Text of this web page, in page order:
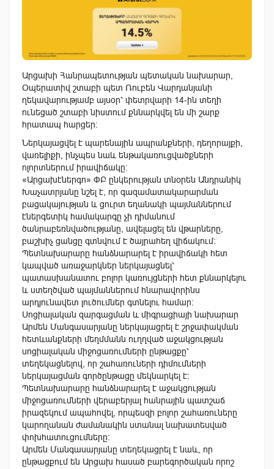
Արցախի Հանրապետության պետական նախարար,
Օպերատիվ շտաբի պետ Ռուբեն Վարդանյանի
ղեկավարությամբ այսօր՝ փետրվարի 14-ին տեղի
ունեցած շտաբի նիստում քննարկվել են մի շարք
հրատապ հարցեր:
Ներկայացվել է պարենային ապրանքների, դեղորայքի,
վառելիքի, ինչպես նաև ենթակառուցվածքների
ոլորտներում իրավիճակը:
«Արցախէներգո» ՓԲ ընկերության տնօրեն Անդրանիկ
Խաչատրյանը նշել է, որ գազամատակարարման
բացակայության և ցուրտ եղանակի պայմաններում
էներգետիկ համակարգը չի դիմանում
ծանրաբեռնվածությանը, ավելացել են վթարները,
բաշխիչ ցանցը գտնվում է ծայրահեղ վիճակում:
Պետնախարարը հանձնարարել է իրավիճակի հետ
կապված առաջարկներ ներկայացնել՝
պատասխանատու բոլոր կառույցների հետ քննարկելու
և ստեղծված պայմաններում հնարավորինս
արդյունավետ լուծումներ գտնելու համար:
Սոցիալական զարգացման և միգրացիայի նախարար
Արմեն Մանգասարյանը ներկայացրել է շրջափակման
հետևանքների մեղմմանն ուղղված աջակցության
սոցիալական միջոցառումների ընթացքը՝
տեղեկացնելով, որ շահառուների դիմումների
ներկայացման գործընթացը մեկնարկել է:
Պետնախարարը հանձնարարել է աջակցության
միջոցառումների վերաբերյալ հանրային պատշաճ
իրազեկում ապահովել, որպեսզի բոլոր շահառուները
կարողանան ժամանակին ստանալ նախատեսված
փոխհատուցումները:
Արմեն Մանգասարյանը տեղեկացրել է նաև, որ
ընթացքում են Արցախ հասած բարեգործական որոշ